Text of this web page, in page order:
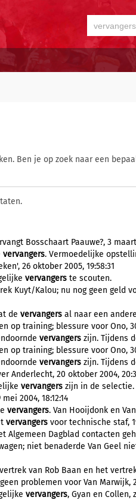
Ben je op zoek naar een
Bosschaart Paauwe?, 3 maart
vervangers. Vermoedelijke
26 oktober 2005, 19:58:31
vervangers te scouten.
Kuyt/Kalou; nu nog geen geld
de vervangers al naar een
op training; blessure voor Ono,
vervangers zijn. Tijdens
op training; blessure voor Ono,
vervangers zijn. Tijdens
Anderlecht, 20 oktober 2004,
vervangers zijn in de selectie.
2004, 18:12:14
vervangers. Van Hooijdonk en
vervangers voor technische staf,
Algemeen Dagblad contacten
niet benaderde Van Geel
van Rob Baan en het
problemen voor Van Marwijk,
vervangers, Gyan en Collen,